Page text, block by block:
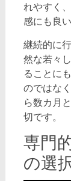
れやすく
感にも良
継続的に
然な若々
ることに
のではな
ら数カ月
切です。
専門
の選